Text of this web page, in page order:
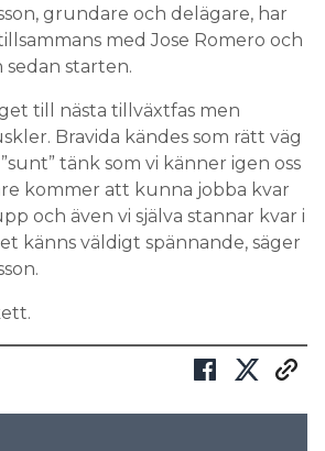
grundare och delägare, har
med Jose Romero och
sedan starten.
till nästa tillväxtfas men
Bravida kändes som rätt väg
tänk som vi känner igen oss
kommer att kunna jobba kvar
och även vi själva stannar kvar i
känns väldigt spännande, säger